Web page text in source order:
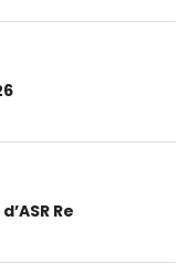
Re